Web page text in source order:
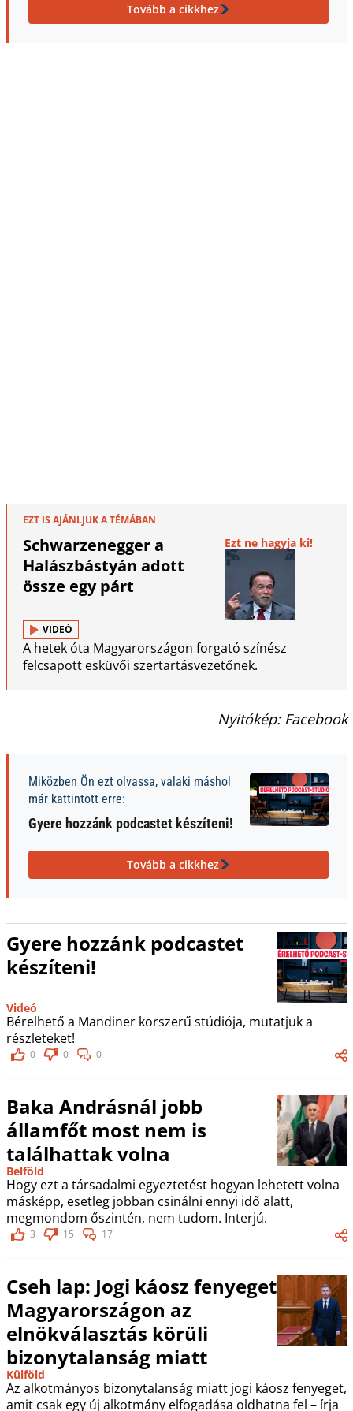
Tovább a cikkhez
EZT IS AJÁNLJUK A TÉMÁBAN
Schwarzenegger a
Halászbástyán adott
össze egy párt
Ezt ne hagyja ki!
VIDEÓ
A hetek óta Magyarországon forgató színész
felcsapott esküvői szertartásvezetőnek.
Nyitókép: Facebook
Miközben Ön ezt olvassa, valaki máshol
már kattintott erre:
Gyere hozzánk podcastet készíteni!
Tovább a cikkhez
Gyere hozzánk podcastet
készíteni!
Videó
Bérelhető a Mandiner korszerű stúdiója, mutatjuk a
részleteket!
0 0 0
Baka Andrásnál jobb
államfőt most nem is
találhattak volna
Belföld
Hogy ezt a társadalmi egyeztetést hogyan lehetett volna
másképp, esetleg jobban csinálni ennyi idő alatt,
megmondom őszintén, nem tudom. Interjú.
3 15 17
Cseh lap: Jogi káosz fenyeget
Magyarországon az
elnökválasztás körüli
bizonytalanság miatt
Külföld
Az alkotmányos bizonytalanság miatt jogi káosz fenyeget,
amit csak egy új alkotmány elfogadása oldhatna fel – írja